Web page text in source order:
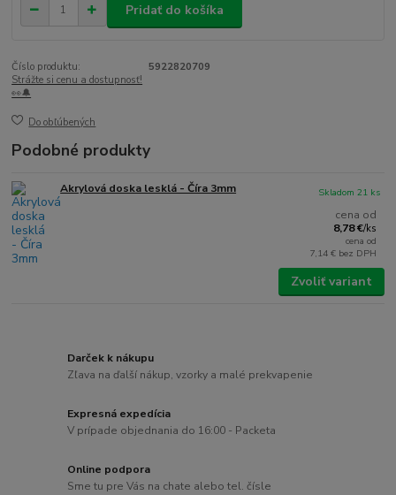
Pridať do košíka
Číslo produktu:
5922820709
Strážte si cenu a dostupnosť!
👀🔔
Do obľúbených
Podobné produkty
Akrylová doska lesklá - Číra 3mm
cena od
8,78 €/ks
cena od
7,14 € bez DPH
Skladom 21 ks
Zvoliť variant
Darček k nákupu
Zľava na ďalší nákup, vzorky a malé prekvapenie
Expresná expedícia
V prípade objednania do 16:00 - Packeta
Online podpora
Sme tu pre Vás na chate alebo tel. čísle